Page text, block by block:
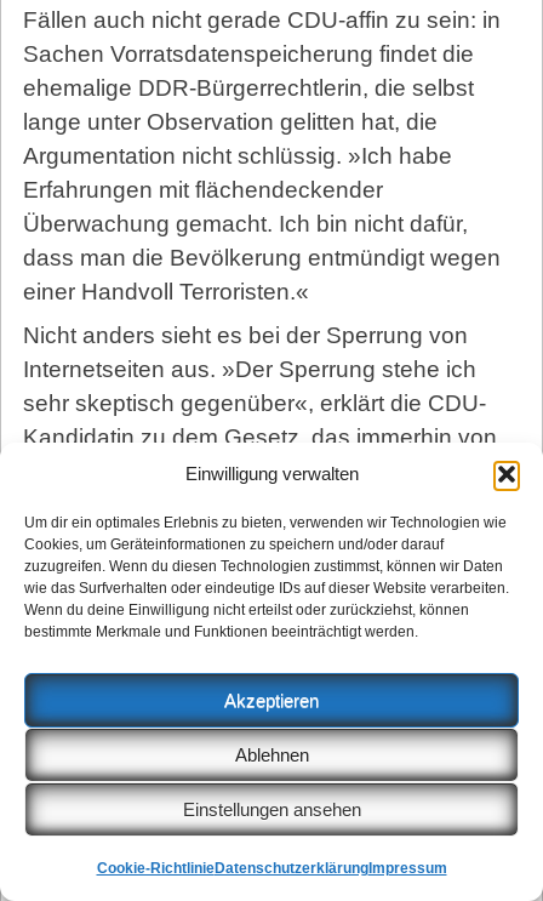
Einwilligung verwalten
Um dir ein optimales Erlebnis zu bieten, verwenden wir Technologien wie
Cookies, um Geräteinformationen zu speichern und/oder darauf
zuzugreifen. Wenn du diesen Technologien zustimmst, können wir Daten
wie das Surfverhalten oder eindeutige IDs auf dieser Website verarbeiten.
Wenn du deine Einwilligung nicht erteilst oder zurückziehst, können
bestimmte Merkmale und Funktionen beeinträchtigt werden.
Akzeptieren
Ablehnen
Einstellungen ansehen
Cookie-RichtlinieDatenschutzerklärungImpressum
Fällen auch nicht gerade CDU-affin zu sein: in
Sachen Vorratsdatenspeicherung findet die
ehemalige DDR-Bürgerrechtlerin, die selbst
lange unter Observation gelitten hat, die
Argumentation nicht schlüssig. »Ich habe
Erfahrungen mit flächendeckender
Überwachung gemacht. Ich bin nicht dafür,
dass man die Bevölkerung entmündigt wegen
einer Handvoll Terroristen.«
Nicht anders sieht es bei der Sperrung von
Internetseiten aus. »Der Sperrung stehe ich
sehr skeptisch gegenüber«, erklärt die CDU-
Kandidatin zu dem Gesetz, das immerhin von
der Familienministerin Ursula von der Leyen
Die Piratenpartei will Vera Lengsfeld nicht
unterschätzen. »Die beackert ein Feld, das von
der Politik bisher vernachlässigt wird«, erklärt
In der Diskussion überraschte Vera Lengsfeld
schließlich noch mit ihrem klaren Bekenntniss
zum bedingungslosen Grundeinkommen. Sie
nennt es einen »Befreiungsschlag gegen die
Überbürokratisierung, mit der wir zu kämpfen
haben.«